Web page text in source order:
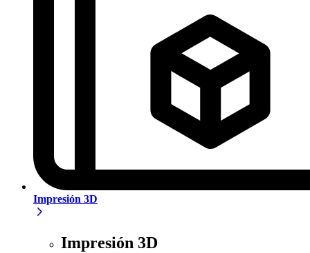
Impresión 3D
Impresión 3D